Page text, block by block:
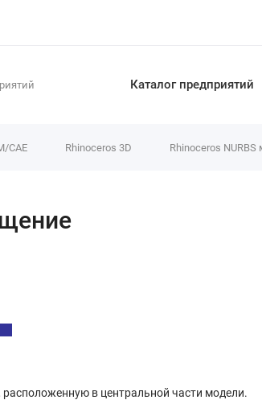
Каталог предприятий
CAE Rhinoceros 3D Rhinoceros
в центральной части модели.